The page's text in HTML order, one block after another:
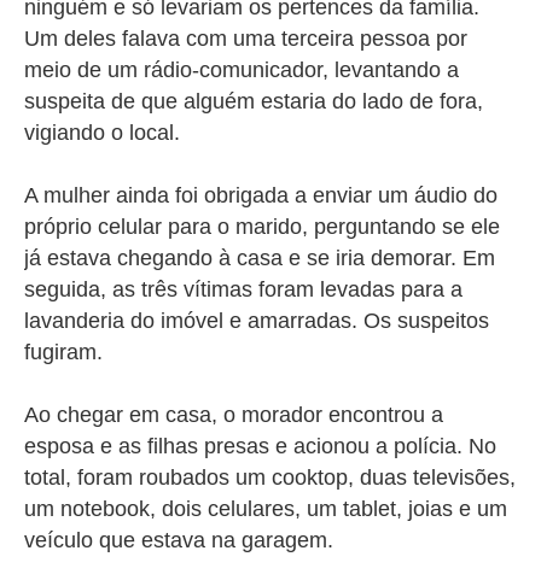
ninguém e só levariam os pertences da família.
Um deles falava com uma terceira pessoa por
meio de um rádio-comunicador, levantando a
suspeita de que alguém estaria do lado de fora,
vigiando o local.
A mulher ainda foi obrigada a enviar um áudio do
próprio celular para o marido, perguntando se ele
já estava chegando à casa e se iria demorar. Em
seguida, as três vítimas foram levadas para a
lavanderia do imóvel e amarradas. Os suspeitos
fugiram.
Ao chegar em casa, o morador encontrou a
esposa e as filhas presas e acionou a polícia. No
total, foram roubados um cooktop, duas televisões,
um notebook, dois celulares, um tablet, joias e um
veículo que estava na garagem.